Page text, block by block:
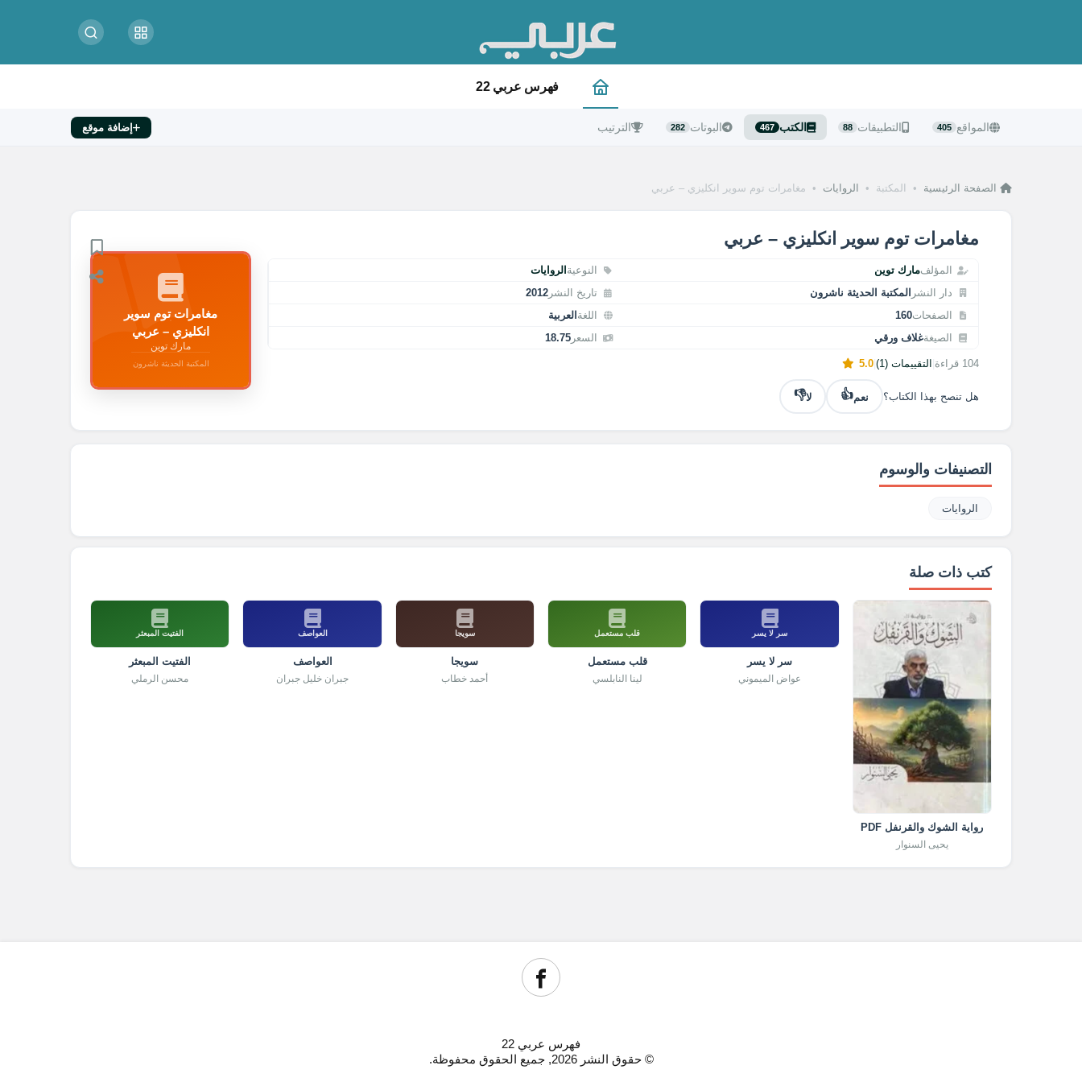
فهرس عربي 22
المواقع 405 التطبيقات 88 الكتب 467 البوتات 282 الترتيب إضافة موقع
الصفحة الرئيسية • المكتبة • الروايات • مغامرات توم سوير انكليزي – عربي
مغامرات توم سوير انكليزي – عربي
المؤلفمارك توين النوعية الروايات
دار النشر المكتبة الحديثة ناشرون تاريخ النشر 2012
الصفحات160 اللغة العربية
الصيغةغلاف ورقي السعر 18.75
104 قراءة التقييمات (1) 5.0
هل تنصح بهذا الكتاب؟ نعم👍 لا👎
مغامرات توم سوير
انكليزي – عربي
مارك توين
المكتبة الحديثة ناشرون
التصنيفات والوسوم
الروايات
كتب ذات صلة
رواية الشوك والقرنفل PDF
يحيى السنوار
سر لا يسر
سر لا يسر
عواض الميموني
قلب مستعمل
قلب مستعمل
لينا النابلسي
سويجا
سويجا
أحمد خطاب
العواصف
العواصف
جبران خليل جبران
الفتيت المبعثر
الفتيت المبعثر
محسن الرملي
فهرس عربي 22
© حقوق النشر 2026, جميع الحقوق محفوظة.